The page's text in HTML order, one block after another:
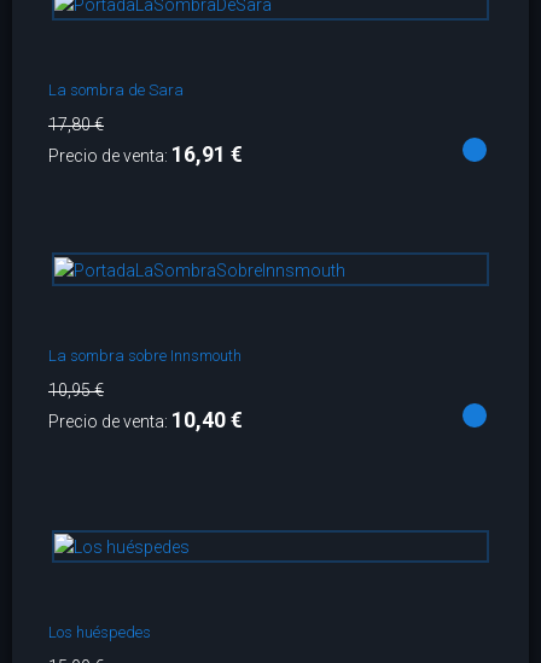
La sombra de Sara
17,80 €
Precio de venta: 16,91 €
La sombra sobre Innsmouth
10,95 €
Precio de venta: 10,40 €
Los huéspedes